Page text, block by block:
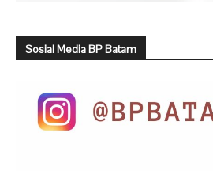
Sosial Media BP Batam